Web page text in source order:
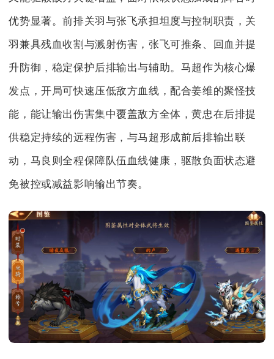
优势显著。前排关羽与张飞承担坦度与控制职责，关
羽兼具残血收割与溅射伤害，张飞可推条、回血并提
升防御，稳定保护后排输出与辅助。马超作为核心爆
发点，开局可快速压低敌方血线，配合姜维的聚怪技
能，能让输出伤害集中覆盖敌方全体，黄忠在后排提
供稳定持续的远程伤害，与马超形成前后排输出联
动，马良则全程保障队伍血线健康，驱散负面状态避
免被控或减益影响输出节奏。